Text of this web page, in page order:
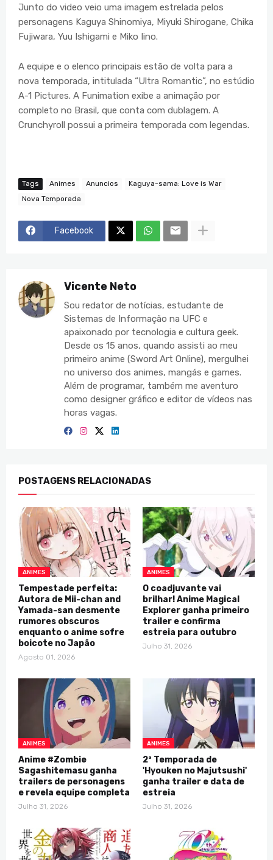
Junto do video veio uma imagem estrelada pelos
personagens Kaguya Shinomiya, Miyuki Shirogane, Chika
Fujiwara, Yuu Ishigami e Miko Iino.
A equipe e o elenco principais estão de volta para a
nova temporada, intitulada “Ultra Romantic”, no estúdio
A-1 Pictures. A Funimation exibe a animação por
completo no Brasil, que conta com dublagem. A
Crunchyroll possui a primeira temporada com legendas.
Tags Animes Anuncios
Kaguya-sama: Love is War
Nova Temporada
Facebook
Vicente Neto
Sou redator de notícias, estudante de
Sistemas de Informação na UFC e
apaixonado por tecnologia e cultura geek.
Desde os 15 anos, quando assisti ao meu
primeiro anime (Sword Art Online), mergulhei
no universo dos animes, mangás e games.
Além de programar, também me aventuro
como designer gráfico e editor de vídeos nas
horas vagas.
POSTAGENS RELACIONADAS
ANIMES
Tempestade perfeita:
Autora de Mii-chan and
Yamada-san desmente
rumores obscuros
enquanto o anime sofre
boicote no Japão
Agosto 01, 2026
ANIMES
O coadjuvante vai
brilhar! Anime Magical
Explorer ganha primeiro
trailer e confirma
estreia para outubro
Julho 31, 2026
ANIMES
Anime #Zombie
Sagashitemasu ganha
trailers de personagens
e revela equipe completa
Julho 31, 2026
ANIMES
2ª Temporada de
'Hyouken no Majutsushi'
ganha trailer e data de
estreia
Julho 31, 2026